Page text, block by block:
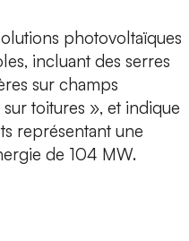
photovoltaïques
incluant des serres
sur champs
toitures », et indique
représentant une
de 104 MW.